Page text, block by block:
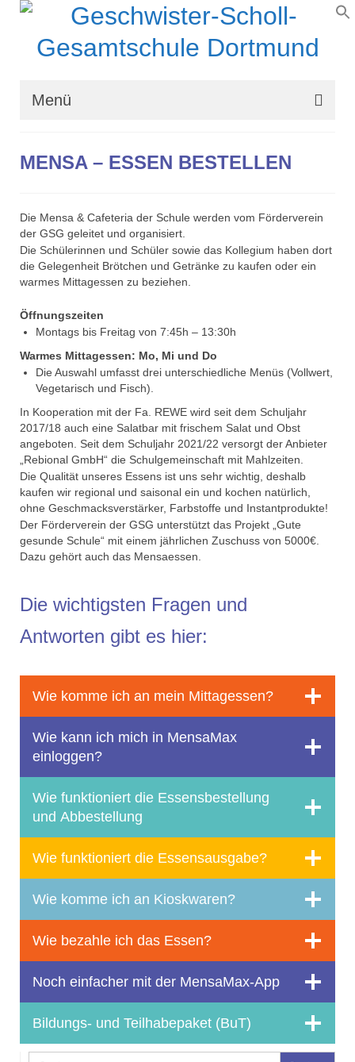
Menü
Schulleben
Organisation
MENSA – ESSEN BESTELLEN
Die Mensa & Cafeteria der Schule werden vom Förderverein
der GSG geleitet und organisiert.
Die Schülerinnen und Schüler sowie das Kollegium haben dort
die Gelegenheit Brötchen und Getränke zu kaufen oder ein
warmes Mittagessen zu beziehen.
Öffnungszeiten
Montags bis Freitag von 7:45h – 13:30h
Warmes Mittagessen: Mo, Mi und Do
Die Auswahl umfasst drei unterschiedliche Menüs (Vollwert,
Vegetarisch und Fisch).
In Kooperation mit der Fa. REWE wird seit dem Schuljahr
2017/18 auch eine Salatbar mit frischem Salat und Obst
angeboten. Seit dem Schuljahr 2021/22 versorgt der Anbieter
„Rebional GmbH“ die Schulgemeinschaft mit Mahlzeiten.
Die Qualität unseres Essens ist uns sehr wichtig, deshalb
kaufen wir regional und saisonal ein und kochen natürlich,
ohne Geschmacksverstärker, Farbstoffe und Instantprodukte!
Der Förderverein der GSG unterstützt das Projekt „Gute
gesunde Schule“ mit einem jährlichen Zuschuss von 5000€.
Dazu gehört auch das Mensaessen.
Die wichtigsten Fragen und
Antworten gibt es hier:
Wie komme ich an mein Mittagessen?
Wie kann ich mich in MensaMax
einloggen?
Wie funktioniert die Essensbestellung
und Abbestellung
Wie funktioniert die Essensausgabe?
Wie komme ich an Kioskwaren?
Wie bezahle ich das Essen?
Noch einfacher mit der MensaMax-App
Bildungs- und Teilhabepaket (BuT)
Search